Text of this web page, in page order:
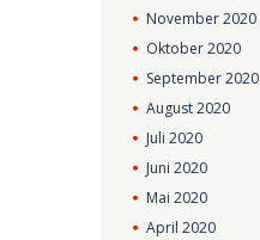
November2020
Oktober2020
September2020
August2020
Juli2020
Juni2020
Mai2020
April2020